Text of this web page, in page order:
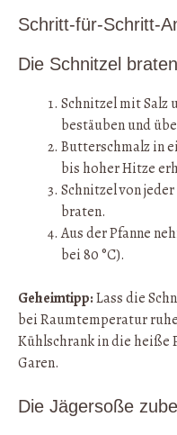
Schritt-für-Schritt-
Die Schnitzel braten
Schnitzel mit Salz
bestäuben und
Butterschmalz in
bis hoher Hitze
Schnitzel von
braten.
Aus der Pfanne
bei 80 °C).
Geheimtipp:Lass die
bei Raumtemperatur
Kühlschrank in die heiße
Garen.
Die Jägersoße